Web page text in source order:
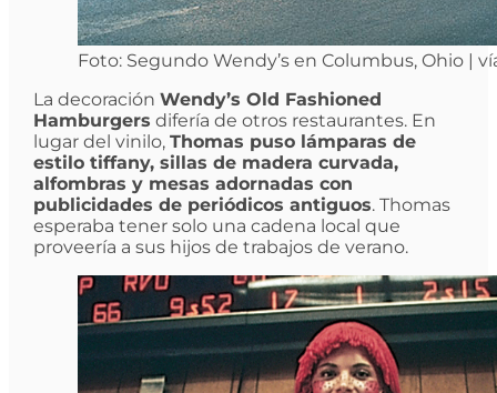
Foto: Segundo Wendy’s en Columbus, Ohio |
La decoración Wendy’s Old Fashioned
Hamburgers difería de otros restaurantes. En
lugar del vinilo, Thomas puso lámparas de
estilo tiffany, sillas de madera curvada,
alfombras y mesas adornadas con
publicidades de periódicos antiguos. Thomas
esperaba tener solo una cadena local que
proveería a sus hijos de trabajos de verano.